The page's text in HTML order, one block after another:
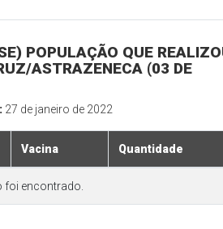
POPULAÇÃO QUE
ASTRAZENECA (03 DE
27 de janeiro de 2022
Vacina Quantidade
foi encontrado.